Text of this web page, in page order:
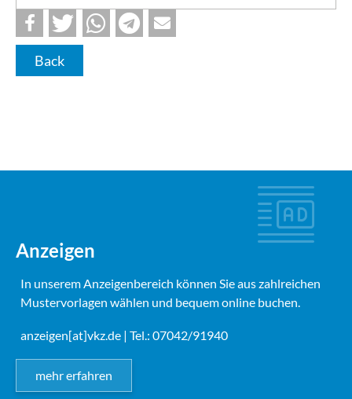
Back
Anzeigen
In unserem Anzeigenbereich können Sie aus zahlreichen
Mustervorlagen wählen und bequem online buchen.
anzeigen[at]vkz.de | Tel.: 07042/91940
mehr erfahren